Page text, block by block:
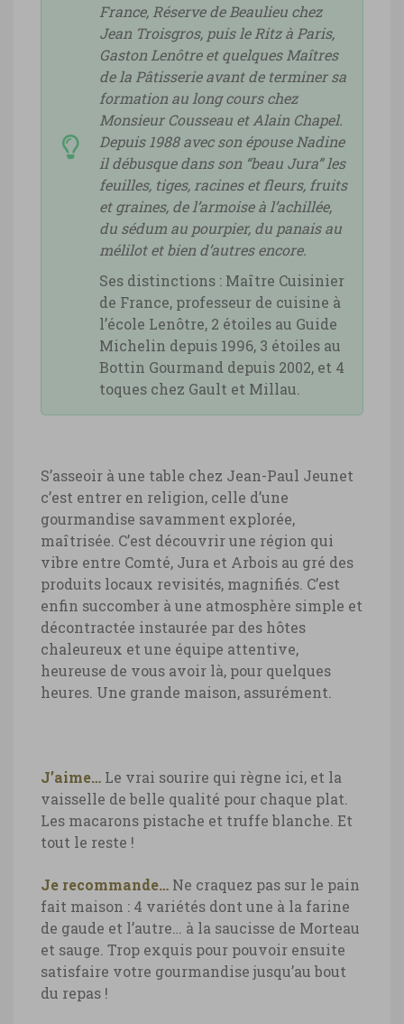
France, Réserve de Beaulieu chez
Jean Troisgros, puis le Ritz à Paris,
Gaston Lenôtre et quelques Maîtres
de la Pâtisserie avant de terminer sa
formation au long cours chez
Monsieur Cousseau et Alain Chapel.
Depuis 1988 avec son épouse Nadine
il débusque dans son “beau Jura” les
feuilles, tiges, racines et fleurs, fruits
et graines, de l’armoise à l’achillée,
du sédum au pourpier, du panais au
mélilot et bien d’autres encore.
Ses distinctions : Maître Cuisinier
de France, professeur de cuisine à
l’école Lenôtre, 2 étoiles au Guide
Michelin depuis 1996, 3 étoiles au
Bottin Gourmand depuis 2002, et 4
toques chez Gault et Millau.
S’asseoir à une table chez Jean-Paul Jeunet
c’est entrer en religion, celle d’une
gourmandise savamment explorée,
maîtrisée. C’est découvrir une région qui
vibre entre Comté, Jura et Arbois au gré des
produits locaux revisités, magnifiés. C’est
enfin succomber à une atmosphère simple et
décontractée instaurée par des hôtes
chaleureux et une équipe attentive,
heureuse de vous avoir là, pour quelques
heures. Une grande maison, assurément.
J’aime… Le vrai sourire qui règne ici, et la
vaisselle de belle qualité pour chaque plat.
Les macarons pistache et truffe blanche. Et
tout le reste !
Je recommande… Ne craquez pas sur le pain
fait maison : 4 variétés dont une à la farine
de gaude et l’autre… à la saucisse de Morteau
et sauge. Trop exquis pour pouvoir ensuite
satisfaire votre gourmandise jusqu’au bout
du repas !